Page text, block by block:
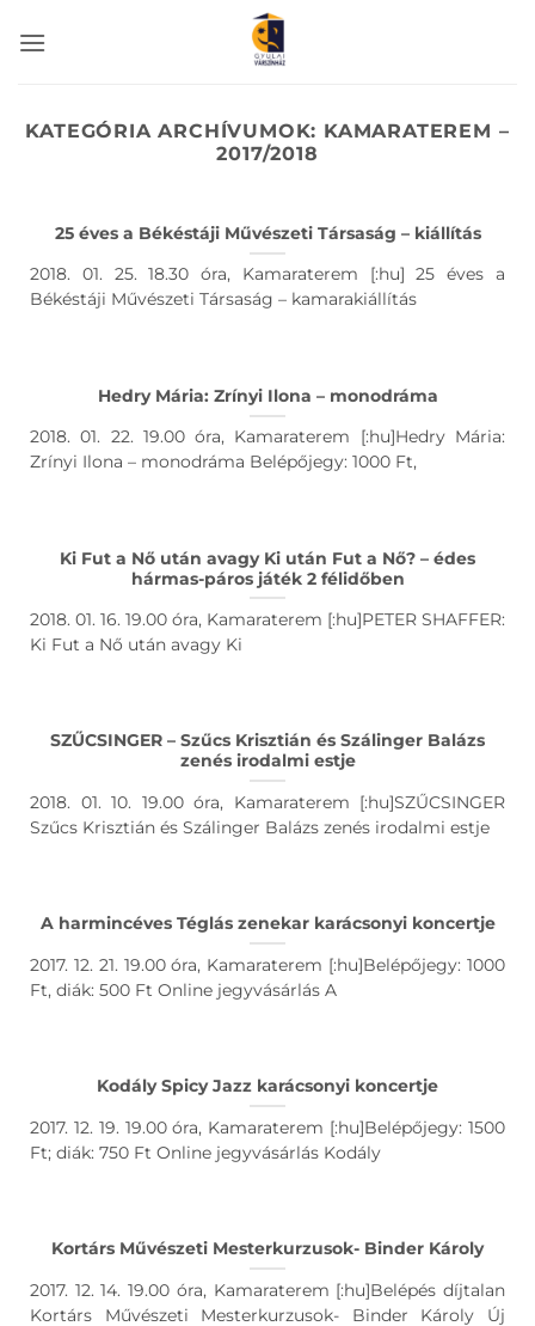
KATEGÓRIA ARCHÍVUMOK: KAMARATEREM –
2017/2018
25 éves a Békéstáji Művészeti Társaság – kiállítás
2018. 01. 25. 18.30 óra, Kamaraterem [:hu] 25 éves a
Békéstáji Művészeti Társaság – kamarakiállítás
Hedry Mária: Zrínyi Ilona – monodráma
2018. 01. 22. 19.00 óra, Kamaraterem [:hu]Hedry Mária:
Zrínyi Ilona – monodráma Belépőjegy: 1000 Ft,
Ki Fut a Nő után avagy Ki után Fut a Nő? – édes
hármas-páros játék 2 félidőben
2018. 01. 16. 19.00 óra, Kamaraterem [:hu]PETER SHAFFER:
Ki Fut a Nő után avagy Ki
SZŰCSINGER – Szűcs Krisztián és Szálinger Balázs
zenés irodalmi estje
2018. 01. 10. 19.00 óra, Kamaraterem [:hu]SZŰCSINGER
Szűcs Krisztián és Szálinger Balázs zenés irodalmi estje
A harmincéves Téglás zenekar karácsonyi koncertje
2017. 12. 21. 19.00 óra, Kamaraterem [:hu]Belépőjegy: 1000
Ft, diák: 500 Ft Online jegyvásárlás A
Kodály Spicy Jazz karácsonyi koncertje
2017. 12. 19. 19.00 óra, Kamaraterem [:hu]Belépőjegy: 1500
Ft; diák: 750 Ft Online jegyvásárlás Kodály
Kortárs Művészeti Mesterkurzusok- Binder Károly
2017. 12. 14. 19.00 óra, Kamaraterem [:hu]Belépés díjtalan
Kortárs Művészeti Mesterkurzusok- Binder Károly Új